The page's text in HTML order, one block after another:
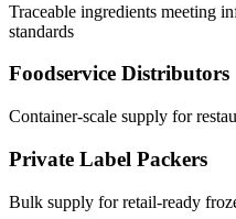
Traceable ingredients meeting
standards
Foodservice Distributors
Container-scale supply for
Private Label Packers
Bulk supply for retail-ready